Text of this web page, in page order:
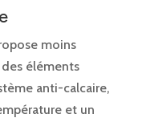
moins
éléments
anti-calcaire,
et un